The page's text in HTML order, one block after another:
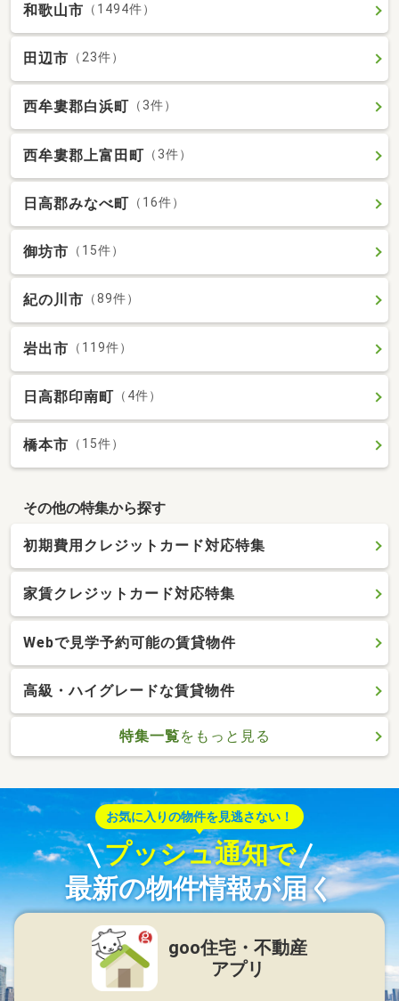
和歌山市 （1494件）
田辺市 （23件）
西牟婁郡白浜町 （3件）
西牟婁郡上富田町 （3件）
日高郡みなべ町 （16件）
御坊市 （15件）
紀の川市 （89件）
岩出市 （119件）
日高郡印南町 （4件）
橋本市 （15件）
その他の特集から探す
初期費用クレジットカード対応特集
家賃クレジットカード対応特集
Webで見学予約可能の賃貸物件
高級・ハイグレードな賃貸物件
特集一覧をもっと見る
お気に入りの物件を見逃さない！
プッシュ通知で
最新の物件情報が届く
goo住宅・不動産
アプリ